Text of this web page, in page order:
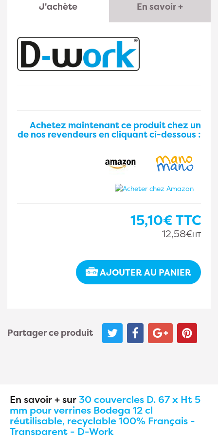
J'achète En savoir +
Achetez maintenant ce produit chez un
de nos revendeurs en cliquant ci-dessous :
15,10€TTC
12,58€HT
AJOUTER AU PANIER
Partager ce produit
En savoir + sur30 couvercles D. 67 x Ht 5
mm pour verrines Bodega 12 cl
réutilisable, recyclable 100% Français -
Transparent - D-Work